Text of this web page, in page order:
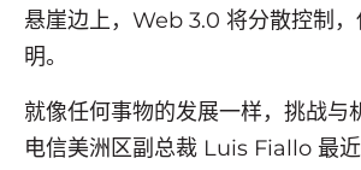
悬崖边上，Web 3.0 将分散控制
明。
就像任何事物的发展一样，挑战与
电信美洲区副总裁 Luis Fiallo 最